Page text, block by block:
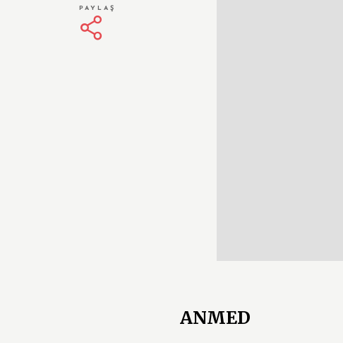
PAYLAŞ
ANMED